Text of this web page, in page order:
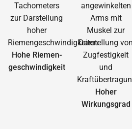
Hohe Riemen­
geschwindigkeit
Hoher
Wirkungs­grad